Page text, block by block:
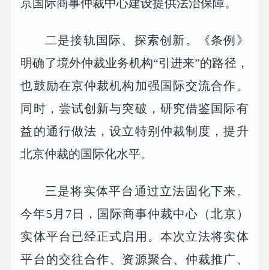
京国际商事仲裁中心建设提供法治保障。
二是接轨国际、探索创新。《条例》
明确了境外仲裁业务机构“引进来”的路径，
也鼓励在京仲裁机构加强国际交流合作。
同时，尝试创新与突破，研究借鉴国际有
益的通行做法，设立特别仲裁制度，提升
北京仲裁的国际化水平。
三是将实体平台通过立法固化下来。
今年5月7日，国际商事仲裁中心（北京）
实体平台已经正式启用。本次立法将实体
平台的交往合作、资源聚合、仲裁推广、